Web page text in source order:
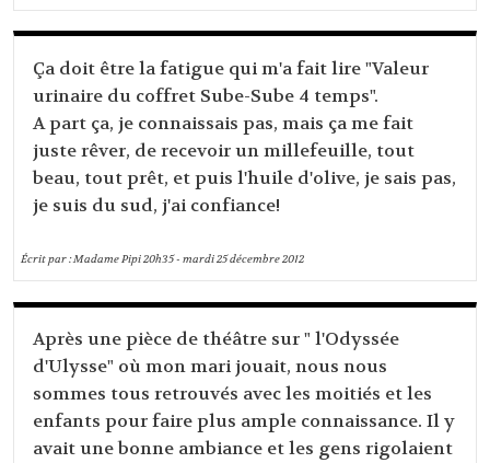
Ça doit être la fatigue qui m'a fait lire "Valeur
urinaire du coffret Sube-Sube 4 temps".
A part ça, je connaissais pas, mais ça me fait
juste rêver, de recevoir un millefeuille, tout
beau, tout prêt, et puis l'huile d'olive, je sais pas,
je suis du sud, j'ai confiance!
Écrit par :Madame Pipi20h35-mardi 25décembre 2012
Après une pièce de théâtre sur " l'Odyssée
d'Ulysse" où mon mari jouait, nous nous
sommes tous retrouvés avec les moitiés et les
enfants pour faire plus ample connaissance. Il y
avait une bonne ambiance et les gens rigolaient